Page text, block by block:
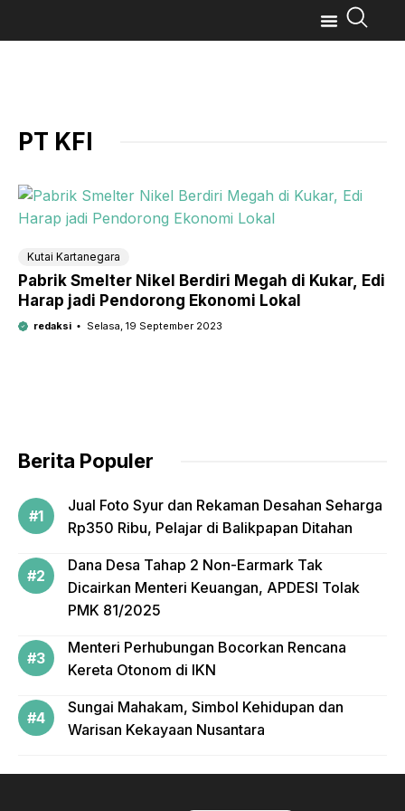
PT KFI
Kutai Kartanegara
Pabrik Smelter Nikel Berdiri Megah di Kukar, Edi
Harap jadi Pendorong Ekonomi Lokal
redaksi Selasa, 19 September 2023
Berita Populer
Jual Foto Syur dan Rekaman Desahan Seharga
Rp350 Ribu, Pelajar di Balikpapan Ditahan
Dana Desa Tahap 2 Non-Earmark Tak
Dicairkan Menteri Keuangan, APDESI Tolak
PMK 81/2025
Menteri Perhubungan Bocorkan Rencana
Kereta Otonom di IKN
Sungai Mahakam, Simbol Kehidupan dan
Warisan Kekayaan Nusantara